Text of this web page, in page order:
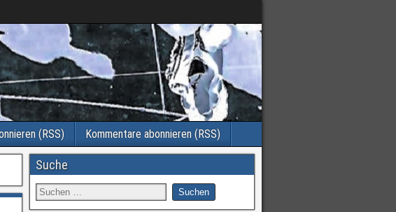
(RSS) Kommentare abonnieren (RSS)
Suche